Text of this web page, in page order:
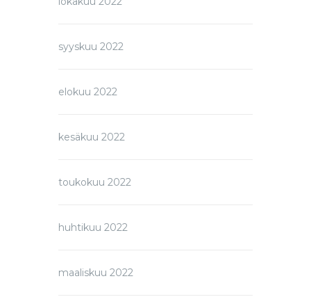
syyskuu 2022
elokuu 2022
kesäkuu 2022
toukokuu 2022
huhtikuu 2022
maaliskuu 2022